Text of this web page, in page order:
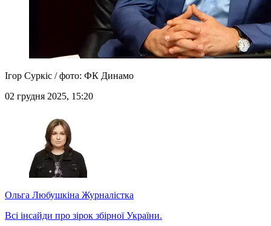
Ігор Суркіс / фото: ФК Динамо
02 грудня 2025, 15:20
Ольга Любушкіна Журналістка
Всі інсайди про зірок збірної України.